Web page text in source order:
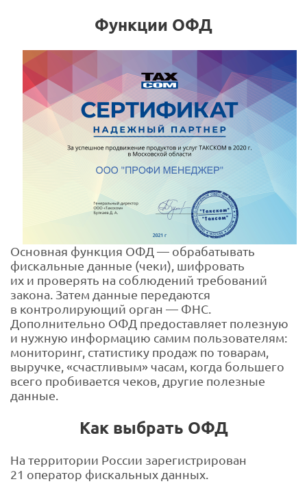
Функции ОФД
Основная функция ОФД — обрабатывать
фискальные данные (чеки), шифровать
их и проверять на соблюдений требований
закона. Затем данные передаются
в контролирующий орган — ФНС.
Дополнительно ОФД предоставляет полезную
и нужную информацию самим пользователям:
мониторинг, статистику продаж по товарам,
выручке, «счастливым» часам, когда большего
всего пробивается чеков, другие полезные
данные.
Как выбрать ОФД
На территории России зарегистрирован
21 оператор фискальных данных.